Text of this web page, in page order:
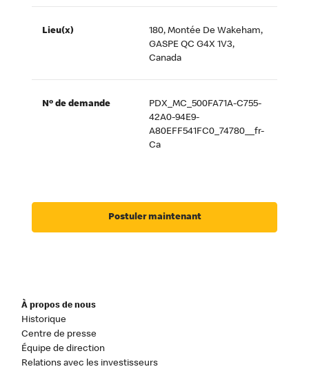
Lieu(x)
180, Montée De Wakeham,
GASPE QC G4X 1V3,
Canada
Nº de demande
PDX_MC_500FA71A-C755-
42A0-94E9-
A80EFF541FC0_74780__fr-
Ca
Postuler maintenant
À propos de nous
Historique
Centre de presse
Équipe de direction
Relations avec les investisseurs